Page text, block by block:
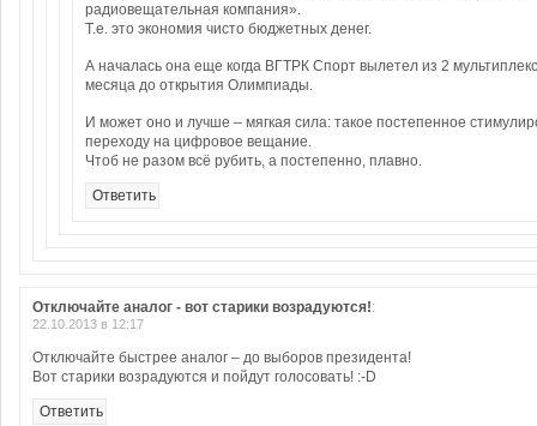
радиовещательная компания».
Т.е. это экономия чисто бюджетных денег.
А началась она еще когда ВГТРК Спорт вылетел из 2
месяца до открытия Олимпиады.
И может оно и лучше – мягкая сила: такое постепенное
переходу на цифровое вещание.
Чтоб не разом всё рубить, а постепенно, плавно.
Ответить
Отключайте аналог - вот старики возрадуются!:
22.10.2013 в 12:17
Отключайте быстрее аналог – до выборов президента!
Вот старики возрадуются и пойдут голосовать! :-D
Ответить